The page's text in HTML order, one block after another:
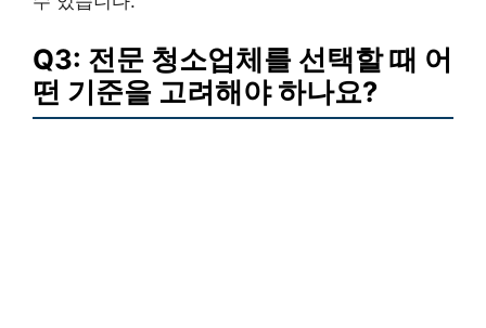
Q3: 전문 청소업체를 선택할 때 어
떤 기준을 고려해야 하나요?